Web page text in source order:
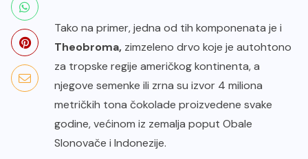
Tako na primer, jedna od tih komponenata je i
Theobroma, zimzeleno drvo koje je autohtono
za tropske regije američkog kontinenta, a
njegove semenke ili zrna su izvor 4 miliona
metričkih tona čokolade proizvedene svake
godine, većinom iz zemalja poput Obale
Slonovače i Indonezije.